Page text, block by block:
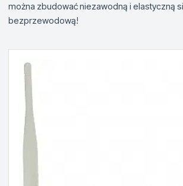
można zbudować niezawodną i elastyczną
bezprzewodową!